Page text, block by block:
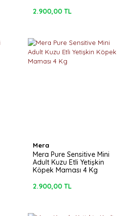
2.900,00 TL
Mera
Mera Pure Sensitive Mini
Adult Kuzu Etli Yetişkin
Köpek Maması 4 Kg
2.900,00 TL